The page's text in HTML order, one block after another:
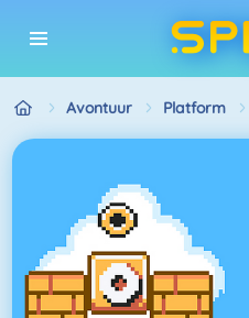
Avontuur Platform